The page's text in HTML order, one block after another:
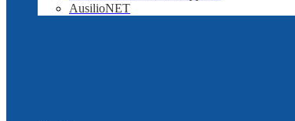
AusilioNET